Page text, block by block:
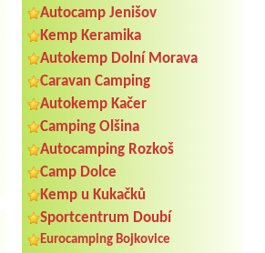
Autocamp Jenišov
Kemp Keramika
Autokemp Dolní Morava
Caravan Camping
Autokemp Kačer
Camping Olšina
Autocamping Rozkoš
Camp Dolce
Kemp u Kukačků
Sportcentrum Doubí
Eurocamping Bojkovice